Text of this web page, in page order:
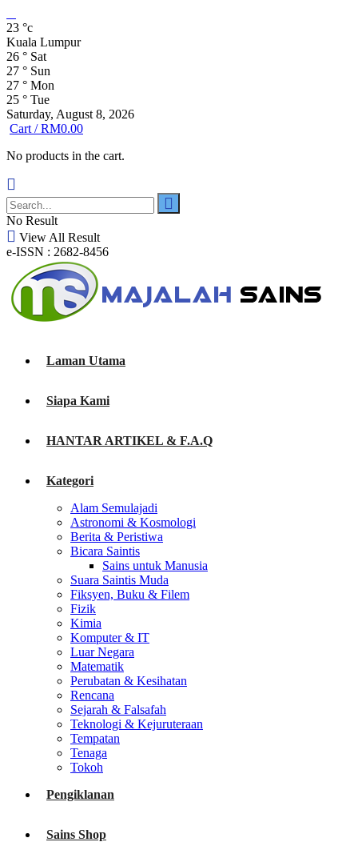
23 °c
Kuala Lumpur
26 ° Sat
27 ° Sun
27 ° Mon
25 ° Tue
Saturday, August 8, 2026
Cart /RM0.00
No products in the cart.
No Result
View All Result
e-ISSN : 2682-8456
Laman Utama
Siapa Kami
HANTAR ARTIKEL & F.A.Q
Kategori
Alam Semulajadi
Astronomi & Kosmologi
Berita & Peristiwa
Bicara Saintis
Sains untuk Manusia
Suara Saintis Muda
Fiksyen, Buku & Filem
Fizik
Kimia
Komputer & IT
Luar Negara
Matematik
Perubatan & Kesihatan
Rencana
Sejarah & Falsafah
Teknologi & Kejuruteraan
Tempatan
Tenaga
Tokoh
Pengiklanan
Sains Shop